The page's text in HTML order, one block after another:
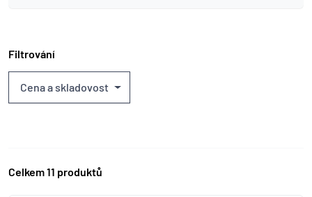
Filtrování
Cena a skladovost
Celkem 11 produktů